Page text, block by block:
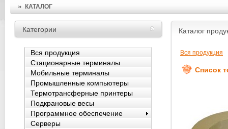
» КАТАЛОГ
Категории
Вся продукция
Стационарные терминалы
Мобильные терминалы
Промышленные компьютеры
Термотрансферные принтеры
Подкрановые весы
Программное обеспечение
Серверы
Каталог
Вся продукция
Список